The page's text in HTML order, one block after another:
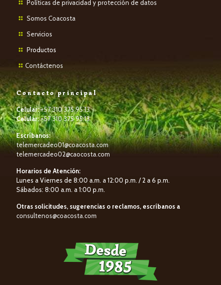
Políticas de privacidad y protección de datos
Somos Coacosta
Servicios
Productos
Contáctenos
Contacto principal
Celular:+57 310 375 95 13
Celular:+57 310 375 95 13
Escríbanos:
telemercadeo01@coacosta.com
telemercadeo02@caocosta.com
Horarios de Atención:
Lunes a Viernes de 8:00 a.m. a 12:00 p.m. / 2 a 6 p.m.
Sábados: 8:00 a.m. a 1:00 p.m.
Otras solicitudes, sugerencias o reclamos, escríbanos a
consultenos@coacosta.com